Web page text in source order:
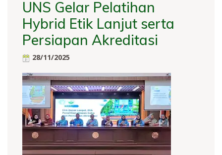
UNS Gelar Pelatihan
Hybrid Etik Lanjut serta
Persiapan Akreditasi
28/11/2025